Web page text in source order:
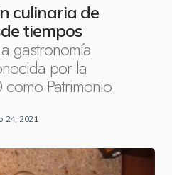
culinaria de
tiempos
gastronomía
por la
Patrimonio
24, 2021